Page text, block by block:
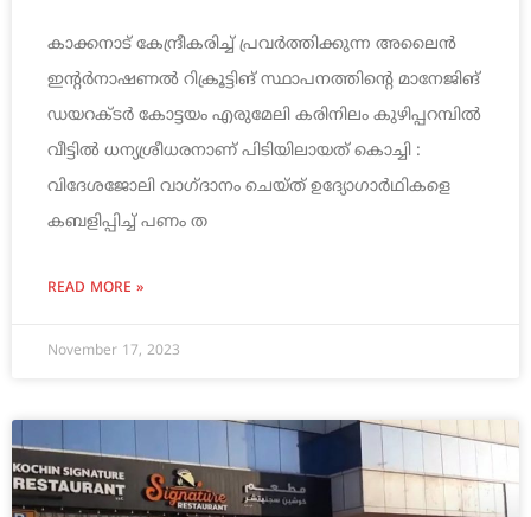
കാക്കനാട് കേന്ദ്രീകരിച്ച് പ്രവര്‍ത്തിക്കുന്ന അലൈന്‍
ഇന്റര്‍നാഷണല്‍ റിക്രൂട്ടിങ് സ്ഥാപനത്തിന്റെ മാനേജിങ്
ഡയറക്ടര്‍ കോട്ടയം എരുമേലി കരിനിലം കുഴിപ്പറമ്പില്‍
വീട്ടില്‍ ധന്യശ്രീധരനാണ് പിടിയിലായത് കൊച്ചി :
വിദേശജോലി വാഗ്ദാനം ചെയ്ത് ഉദ്യോഗാര്‍ഥികളെ
കബളിപ്പിച്ച് പണം ത
READ MORE »
November 17, 2023